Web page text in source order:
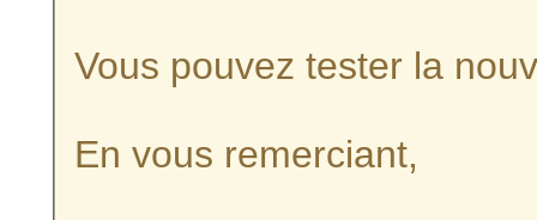
Vous pouvez tester la
En vous remerciant,